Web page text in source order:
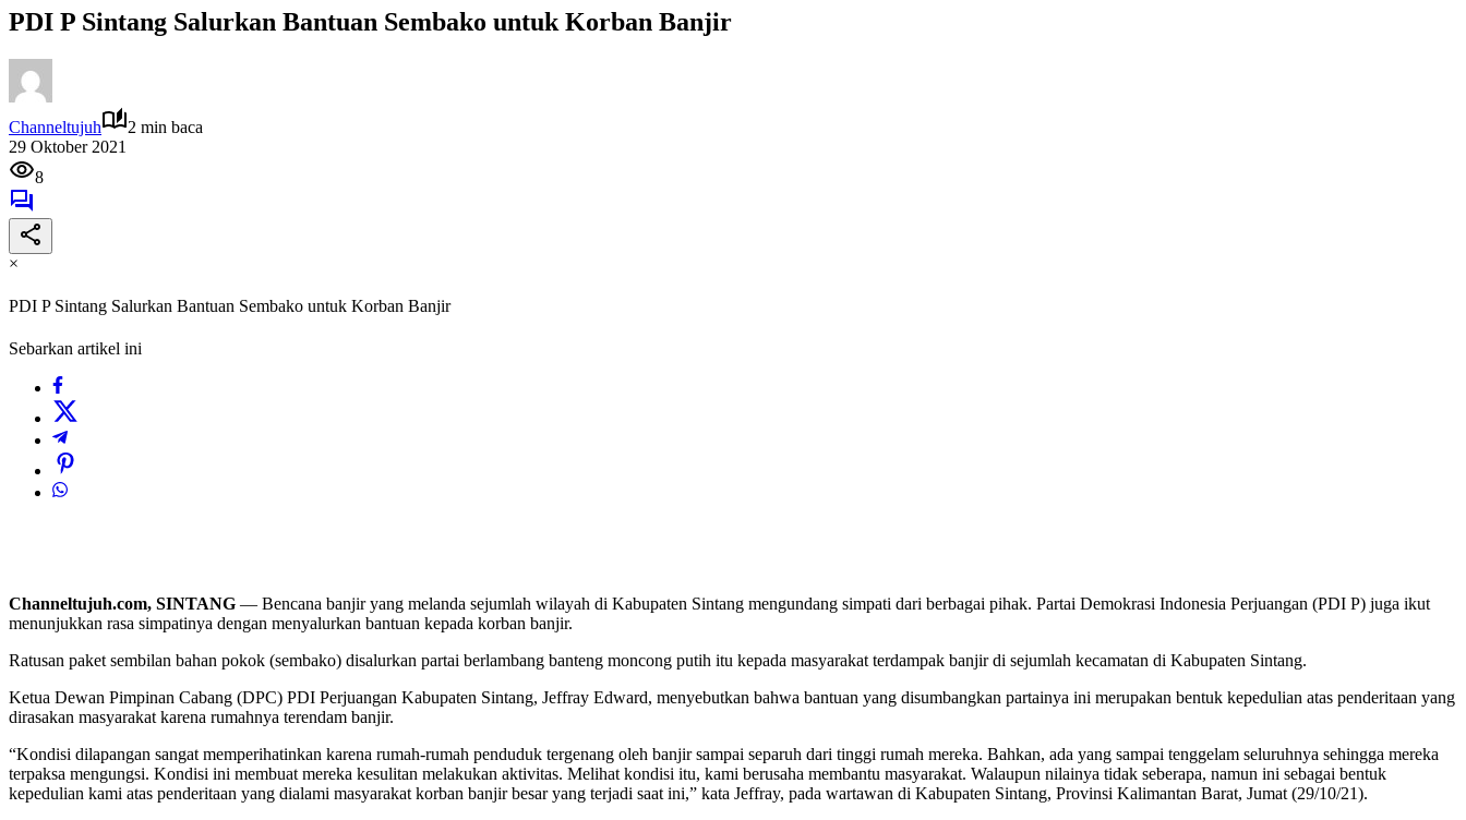
PDI P Sintang Salurkan Bantuan Sembako untuk Korban Banjir
Channeltujuh
2 min baca
29 Oktober 2021
8
×
PDI P Sintang Salurkan Bantuan Sembako untuk Korban Banjir
Sebarkan artikel ini
Channeltujuh.com, SINTANG — Bencana banjir yang melanda sejumlah wilayah di Kabupaten Sintang mengundang simpati dari berbagai pihak. Partai Demokrasi Indonesia Perjuangan (PDI P) juga ikut
menunjukkan rasa simpatinya dengan menyalurkan bantuan kepada korban banjir.
Ratusan paket sembilan bahan pokok (sembako) disalurkan partai berlambang banteng moncong putih itu kepada masyarakat terdampak banjir di sejumlah kecamatan di Kabupaten Sintang.
Ketua Dewan Pimpinan Cabang (DPC) PDI Perjuangan Kabupaten Sintang, Jeffray Edward, menyebutkan bahwa bantuan yang disumbangkan partainya ini merupakan bentuk kepedulian atas penderitaan yang
dirasakan masyarakat karena rumahnya terendam banjir.
“Kondisi dilapangan sangat memperihatinkan karena rumah-rumah penduduk tergenang oleh banjir sampai separuh dari tinggi rumah mereka. Bahkan, ada yang sampai tenggelam seluruhnya sehingga mereka
terpaksa mengungsi. Kondisi ini membuat mereka kesulitan melakukan aktivitas. Melihat kondisi itu, kami berusaha membantu masyarakat. Walaupun nilainya tidak seberapa, namun ini sebagai bentuk
kepedulian kami atas penderitaan yang dialami masyarakat korban banjir besar yang terjadi saat ini,” kata Jeffray, pada wartawan di Kabupaten Sintang, Provinsi Kalimantan Barat, Jumat (29/10/21).